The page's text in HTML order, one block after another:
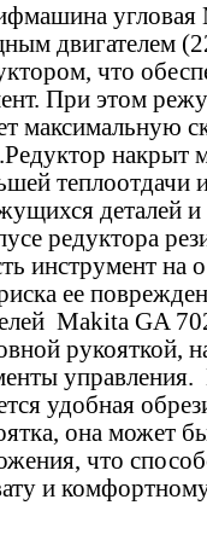
угловая
двигателем
что
При этом
максимальную
накрыт
теплоотдачи
деталей
редуктора
инструмент на
ее
Makita GA
рукояткой,
управления.
удобная
она может
что
и